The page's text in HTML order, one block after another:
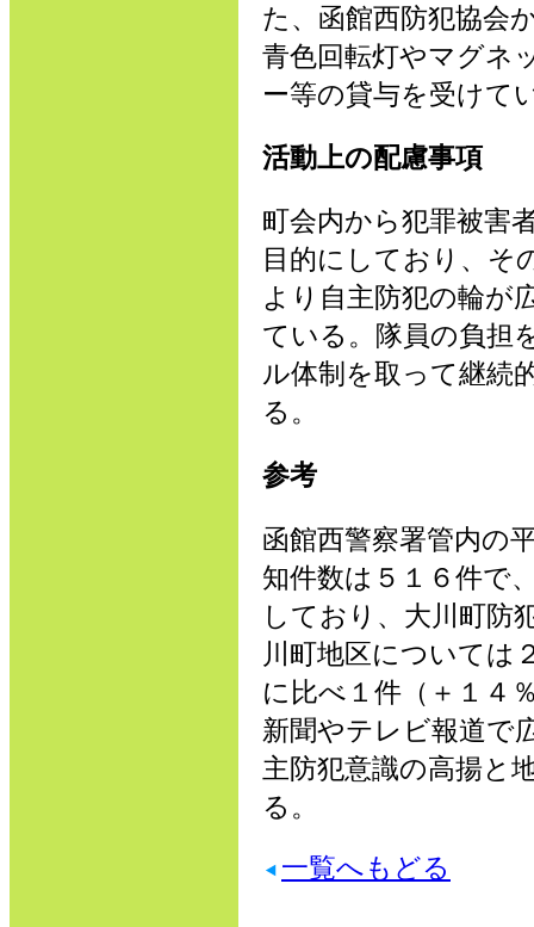
た、函館西防犯協会
青色回転灯やマグネ
ー等の貸与を受けて
活動上の配慮事項
町会内から犯罪被害
目的にしており、そ
より自主防犯の輪が
ている。隊員の負担
ル体制を取って継続
る。
参考
函館西警察署管内の
知件数は５１６件で
しており、大川町防
川町地区については
に比べ１件（＋１４
新聞やテレビ報道で
主防犯意識の高揚と
る。
一覧へもどる